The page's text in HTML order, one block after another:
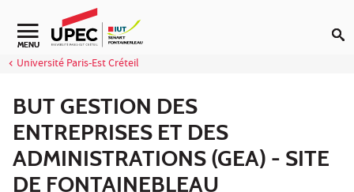
Aller au contenu
Navigation secondaire
MENU
Université Paris-Est Créteil
BUT GESTION DES
ENTREPRISES ET DES
ADMINISTRATIONS (GEA) - SITE
DE FONTAINEBLEAU